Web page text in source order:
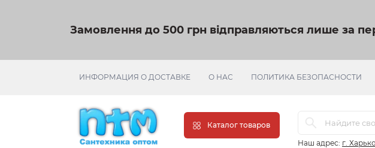
Замовлення до 500 грн відправляються лише за
ИНФОРМАЦИЯ О ДОСТАВКЕ О НАС ПОЛИТИКА БЕЗОПАСНОСТИ
Каталог товаров
Наш адрес: г.